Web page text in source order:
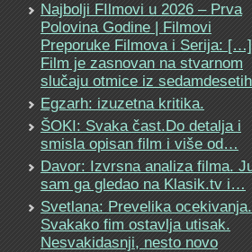
Najbolji FIlmovi u 2026 – Prva
Polovina Godine | Filmovi
Preporuke Filmova i Serija: […]
Film je zasnovan na stvarnom
slučaju otmice iz
Egzarh: izuzetna kritika.
ŠOKI: Svaka čast.Do detalja i
smisla opisan film i više od…
Davor: Izvrsna analiza filma.
sam ga gledao na Klasik.tv i…
Svetlana: Prevelika ocekivanja.
Svakako fim ostavlja utisak.
Nesvakidasnji, nesto novo